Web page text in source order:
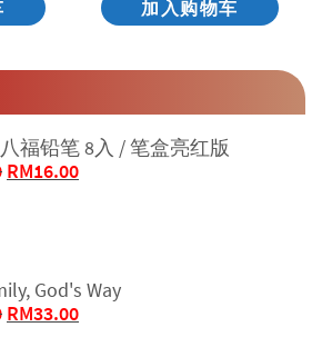
加入购物车
八福铅笔 8入 / 笔盒亮红版
原
RM16.00当
RM16.00。
God's Way
原
RM33.00当